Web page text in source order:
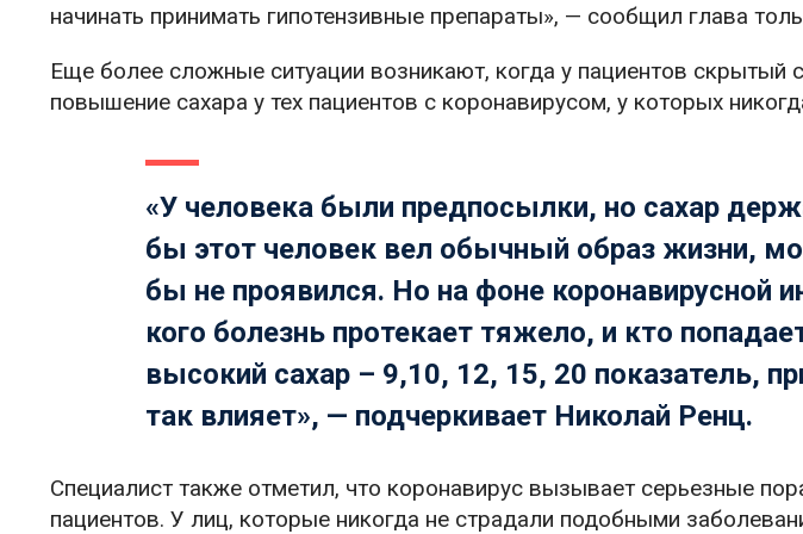
начинать принимать гипотензивные препараты», — сообщил глава
Еще более сложные ситуации возникают, когда у пациентов скрытый
повышение сахара у тех пациентов с коронавирусом, у которых
«У человека были предпосылки, но сахар
бы этот человек вел обычный образ жизни,
бы не проявился. Но на фоне коронавирусной
кого болезнь протекает тяжело, и кто
высокий сахар – 9,10, 12, 15, 20 показатель,
так влияет», — подчеркивает Николай Ренц.
Специалист также отметил, что коронавирус вызывает серьезные
пациентов. У лиц, которые никогда не страдали подобными